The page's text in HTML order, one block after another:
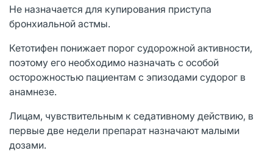
Не назначается для купирования приступа
бронхиальной астмы.
Кетотифен понижает порог судорожной активности,
поэтому его необходимо назначать с особой
осторожностью пациентам с эпизодами судорог в
анамнезе.
Лицам, чувствительным к седативному действию, в
первые две недели препарат назначают малыми
дозами.